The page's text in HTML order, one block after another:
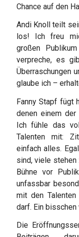
Chance auf den
Andi Knoll teilt
los! Ich freu
großen
verpreche, es
Überraschungen
glaube ich –
Fanny Stapf fügt
denen einem
Ich fühle das
Talenten mit:
einfach alles.
sind, viele
Bühne vor
unfassbar
mit den
darf. Ein bisschen
Die